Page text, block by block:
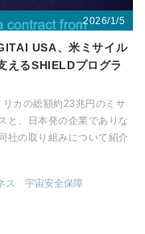
2026/1/5
USA、米ミサイル
えるSHIELDプログラ
カの総額約23兆円のミサ
と、日本発の企業でありな
社の取り組みについて紹介
ス
宇宙安全保障